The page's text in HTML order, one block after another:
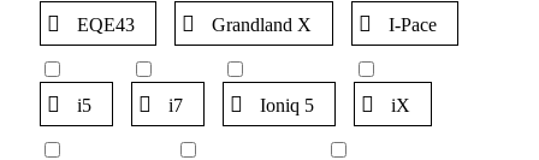
EQE43 Grandland X I-Pace
i5 i7 Ioniq 5 iX